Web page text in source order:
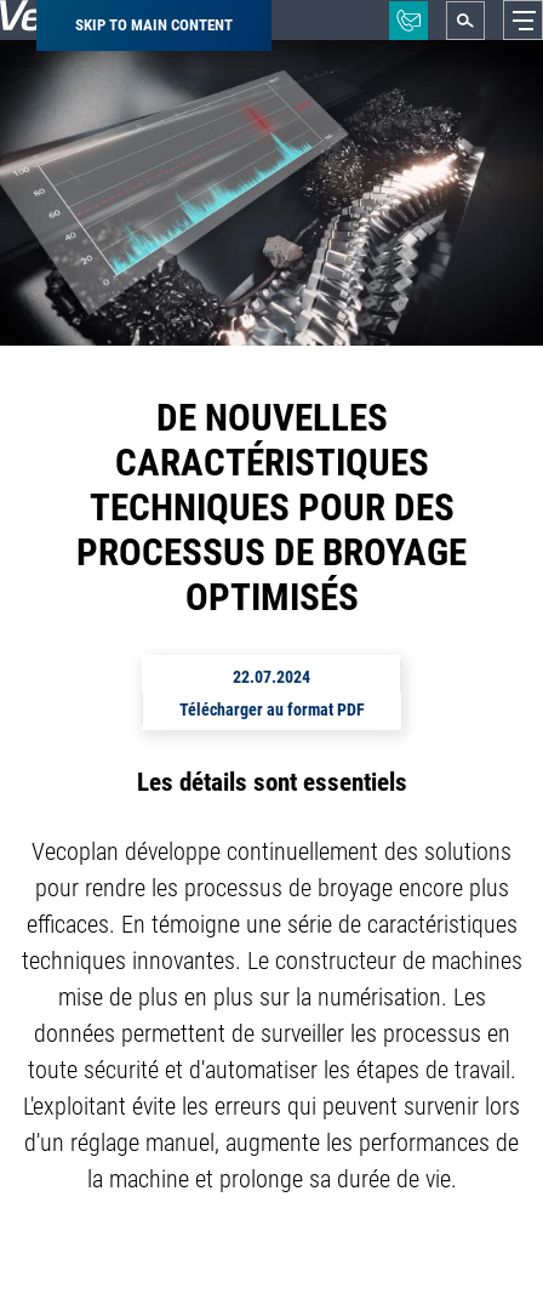
SKIP TO MAIN CONTENT
Breadcrumb
DE NOUVELLES
CARACTÉRISTIQUES
TECHNIQUES POUR DES
PROCESSUS DE BROYAGE
OPTIMISÉS
22.07.2024
Télécharger au format PDF
Les détails sont essentiels
Vecoplan développe continuellement des solutions
pour rendre les processus de broyage encore plus
efficaces. En témoigne une série de caractéristiques
techniques innovantes. Le constructeur de machines
mise de plus en plus sur la numérisation. Les
données permettent de surveiller les processus en
toute sécurité et d'automatiser les étapes de travail.
L'exploitant évite les erreurs qui peuvent survenir lors
d'un réglage manuel, augmente les performances de
la machine et prolonge sa durée de vie.